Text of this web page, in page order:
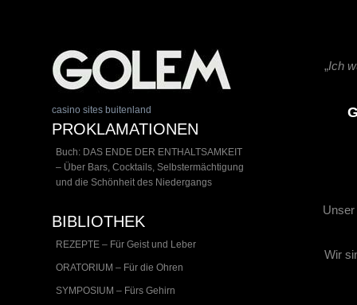
casino sites buitenland
PROKLAMATIONEN
Buch: DAS ENDE DER ENTHALTSAMKEIT
– Über Bars, Cocktails, Selbstermächtigung
und die Schönheit des Niedergangs
BIBLIOTHEK
REZEPTE – Für Geist und Leber
ORATORIUM – Für die Ohren
SYMPOSIUM – Fürs Gehirn
„Ich
Wir